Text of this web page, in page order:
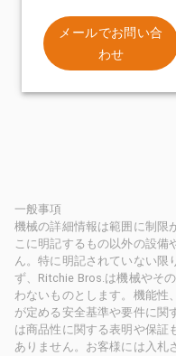
メールでお問い合
わせ
一般事項
機械の詳細情報は範囲に制限
こに明記するもの以外の設備
ん。特に明記されていない限
ず、Ritchie Bros.は機械やそ
わないものとします。機能性
が定める安全基準や要件に関
は商品性に関する表明や保証
ありません。お客様には入札